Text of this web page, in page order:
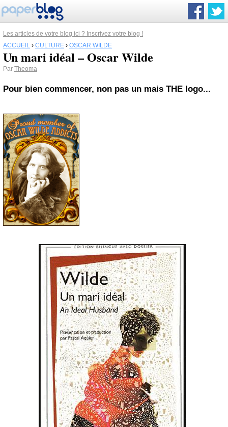
Les articles de votre blog ici ? Inscrivez votre blog !
ACCUEIL › CULTURE › OSCAR WILDE
Un mari idéal – Oscar Wilde
Par Theoma
Pour bien commencer, non pas un mais THE logo...